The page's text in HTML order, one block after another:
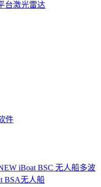
台激光雷达
件
iBoat BSC 无人船多波
BSA无人船